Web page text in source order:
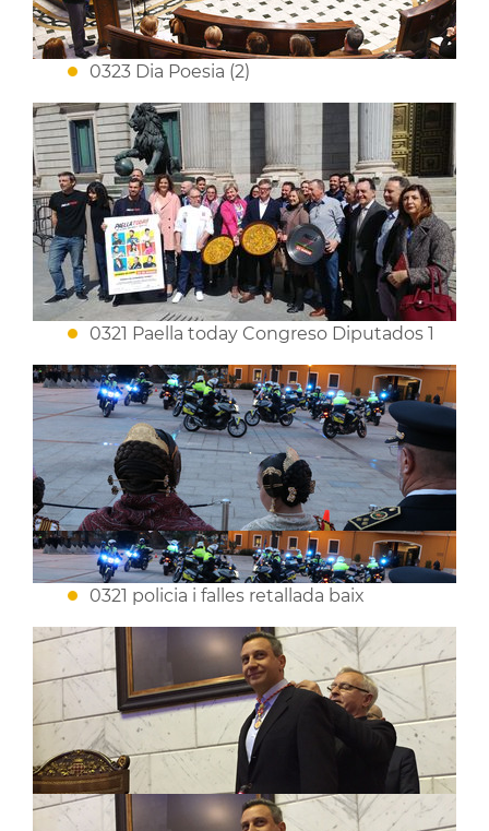
0323 Dia Poesia (2)
0321 Paella today Congreso Diputados 1
0321 policia i falles retallada baix